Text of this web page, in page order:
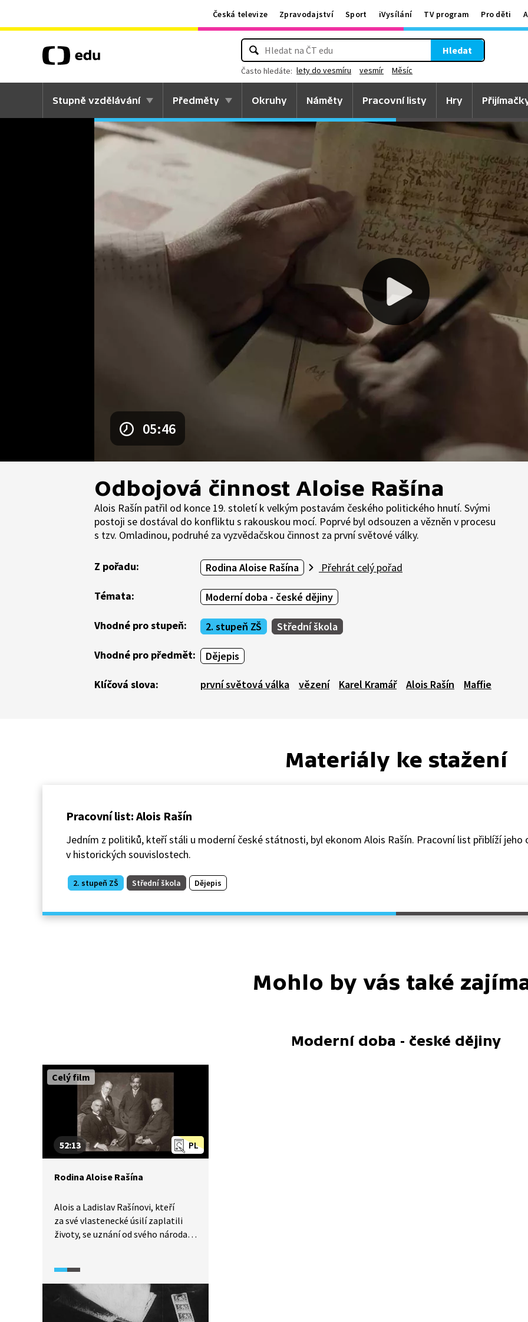
Česká televize Zpravodajství Sport iVysílání TV program Pro děti
Hledat
Často hledáte: lety do vesmíru vesmír Měsíc
Stupně vzdělávání Předměty Okruhy Náměty Pracovní listy Hry
05:46
Odbojová činnost Aloise Rašína
Alois Rašín patřil od konce 19. století k velkým postavám českého politického hnutí. Svými
postoji se dostával do konfliktu s rakouskou mocí. Poprvé byl odsouzen a vězněn v procesu
s tzv. Omladinou, podruhé za vyzvědačskou činnost za první světové války.
Z pořadu: Rodina Aloise Rašína Přehrát celý pořad
Témata: Moderní doba - české dějiny
Vhodné pro stupeň: 2. stupeň ZŠ Střední škola
Vhodné pro předmět: Dějepis
Klíčová slova: první světová válka vězení Karel Kramář Alois Rašín Maffie
Materiály ke stažení
Pracovní list: Alois Rašín
Jedním z politiků, kteří stáli u moderní české státnosti, byl ekonom Alois Rašín. Pracovní list přiblíží jeho
v historických souvislostech.
2. stupeň ZŠ Střední škola Dějepis
Mohlo by vás také
Moderní doba - české dějiny
Celý film
PL
52:13
Rodina Aloise Rašína
Alois a Ladislav Rašínovi, kteří
za své vlastenecké úsilí zaplatili
životy, se uznání od svého národa
Jeden z odsouzených a vězněných
v rámci procesů s Omladinou,
k smrti odsouzená vůdčí postava 1.
odboje, jeden z “Mužů 28. října”,